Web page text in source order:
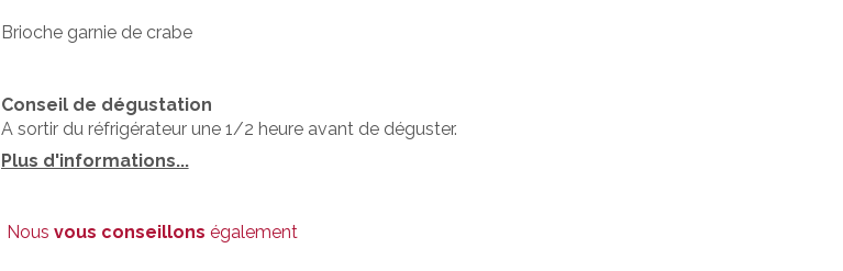
Brioche garnie de crabe
Conseil de dégustation
A sortir du réfrigérateur une 1/2 heure avant de déguster.
Plus d'informations...
Nous vous conseillons également